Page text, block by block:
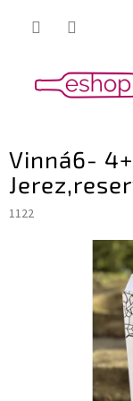
Vinná6-
1122